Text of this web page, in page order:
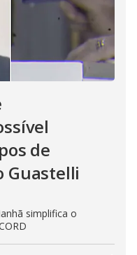
de
Guastelli
simplifica o